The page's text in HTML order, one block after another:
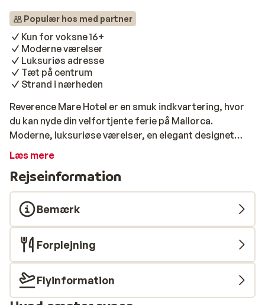
Populær hos med partner
Kun for voksne 16+
Moderne værelser
Luksuriøs adresse
Tæt på centrum
Strand i nærheden
Reverence Mare Hotel er en smuk indkvartering, hvor
du kan nyde din velfortjente ferie på Mallorca.
Moderne, luksuriøse værelser, en elegant designet
swimmingpool og et wellnesscenter for ekstra
nærheden! Hav en god ferie!
Læs mere
Rejseinformation
Bemærk
Forplejning
Flyinformation